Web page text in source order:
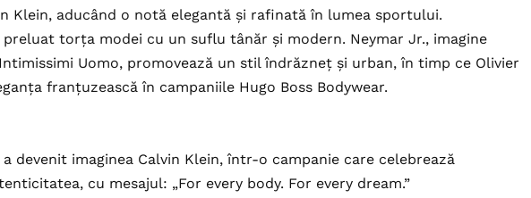
Klein, aducând o notă elegantă și rafinată în lumea sportului.
preluat torța modei cu un suflu tânăr și modern. Neymar Jr., imagine
Uomo, promovează un stil îndrăzneț și urban, în timp ce Olivier
franțuzească în campaniile Hugo Boss Bodywear.
devenit imaginea Calvin Klein, într-o campanie care celebrează
cu mesajul: „For every body. For every dream.”